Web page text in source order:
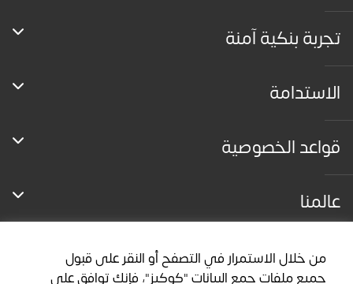
من خلال الاستمرار في التصفح أو النقر على قبول
جميع ملفات جمع البيانات "كوكيز"، فإنك توافق على
تجربة بنكية آمنة
الاستدامة
قواعد الخصوصية
عالمنا